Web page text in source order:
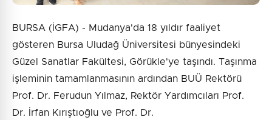
BURSA (İGFA) - Mudanya'da 18 yıldır faaliyet
gösteren Bursa Uludağ Üniversitesi bünyesindeki
Güzel Sanatlar Fakültesi, Görükle'ye taşındı. Taşınma
işleminin tamamlanmasının ardından BUÜ Rektörü
Prof. Dr. Ferudun Yılmaz, Rektör Yardımcıları Prof.
Dr. İrfan Kırıştıoğlu ve Prof. Dr.